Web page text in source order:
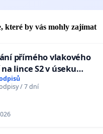
které by vás mohly zajímat
přímého vlakového
lince S2 v úseku
– Bohumín – Karviná –
Jablunkova
/ 7 dní